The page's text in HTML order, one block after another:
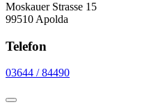
Moskauer Strasse 15
99510 Apolda
Telefon
03644 / 84490